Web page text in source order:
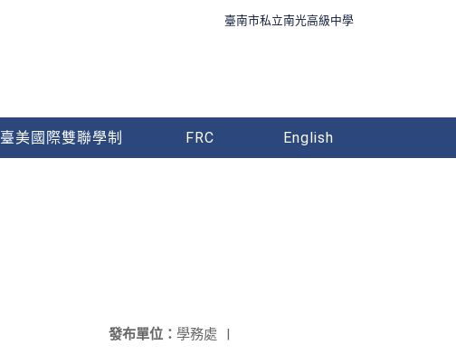
臺南市私立南光高級中學
臺美國際雙聯學制 FRC English
發布單位： 學務處 |